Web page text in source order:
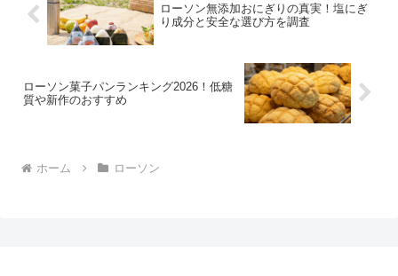
ローソン無添加おにぎりの真実！塩にぎ
り成分と安全な選び方を調査
ローソン菓子パンランキング2026！低糖
質や新作のおすすめ
ホーム ローソン